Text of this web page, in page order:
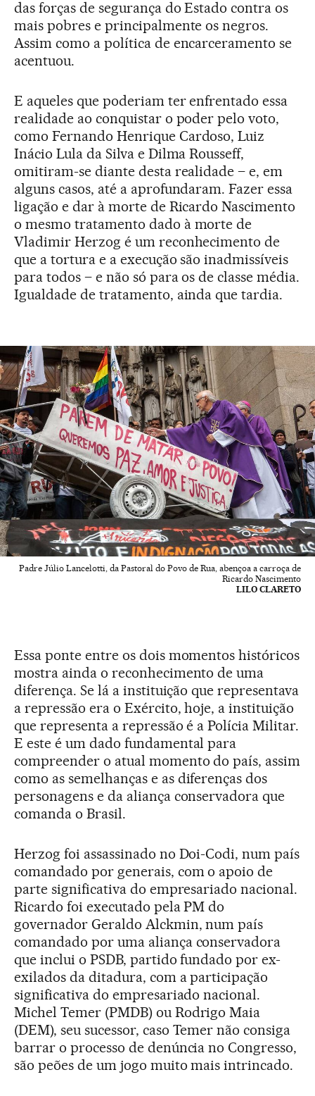
das forças de segurança do Estado contra os
mais pobres e principalmente os negros.
Assim como a política de encarceramento se
acentuou.
E aqueles que poderiam ter enfrentado essa
realidade ao conquistar o poder pelo voto,
como Fernando Henrique Cardoso, Luiz
Inácio Lula da Silva e Dilma Rousseff,
omitiram-se diante desta realidade – e, em
alguns casos, até a aprofundaram. Fazer essa
ligação e dar à morte de Ricardo Nascimento
o mesmo tratamento dado à morte de
Vladimir Herzog é um reconhecimento de
que a tortura e a execução são inadmissíveis
para todos – e não só para os de classe média.
Igualdade de tratamento, ainda que tardia.
Padre Júlio Lancelotti, da Pastoral do Povo de Rua, abençoa a carroça de
Ricardo Nascimento
LILO CLARETO
Essa ponte entre os dois momentos históricos
mostra ainda o reconhecimento de uma
diferença. Se lá a instituição que representava
a repressão era o Exército, hoje, a instituição
que representa a repressão é a Polícia Militar.
E este é um dado fundamental para
compreender o atual momento do país, assim
como as semelhanças e as diferenças dos
personagens e da aliança conservadora que
comanda o Brasil.
Herzog foi assassinado no Doi-Codi, num país
comandado por generais, com o apoio de
parte significativa do empresariado nacional.
Ricardo foi executado pela PM do
governador Geraldo Alckmin, num país
comandado por uma aliança conservadora
que inclui o PSDB, partido fundado por ex-
exilados da ditadura, com a participação
significativa do empresariado nacional.
Michel Temer (PMDB) ou Rodrigo Maia
(DEM), seu sucessor, caso Temer não consiga
barrar o processo de denúncia no Congresso,
são peões de um jogo muito mais intrincado.